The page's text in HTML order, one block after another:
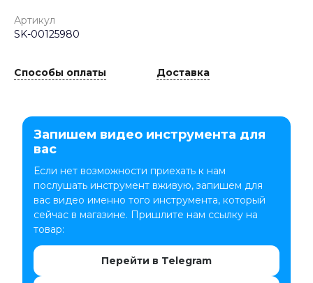
Артикул
SK-00125980
Способы оплаты Доставка
Запишем видео инструмента для
вас
Если нет возможности приехать к нам
послушать инструмент вживую, запишем для
вас видео именно того инструмента, который
сейчас в магазине. Пришлите нам ссылку на
товар:
Перейти в Telegram